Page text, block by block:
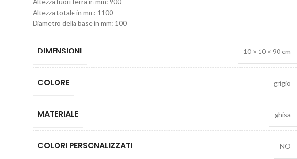
Altezza fuori terra in mm: 900
Altezza totale in mm: 1100
Diametro della base in mm: 100
DIMENSIONI 10 × 10 × 90 cm
COLORE grigio
MATERIALE ghisa
COLORI PERSONALIZZATI NO